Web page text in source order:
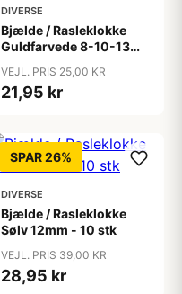
DIVERSE
Bjælde / Rasleklokke
Guldfarvede 8-10-13
VEJL. PRIS 25,00 KR
21,95 kr
SPAR 26%
DIVERSE
Bjælde / Rasleklokke
Sølv 12mm - 10 stk
VEJL. PRIS 39,00 KR
28,95 kr